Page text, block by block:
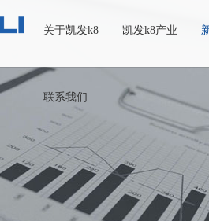
关于凯发k8 凯发k8产业
联系我们